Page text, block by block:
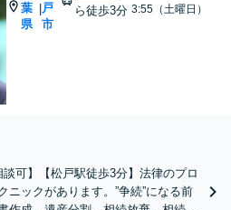
葉
県
|戸
市
ら徒歩3分 3:55（土曜日）
談可】【松戸駅徒歩3分】法律のプロ
ニックがあります。”争続”になる前